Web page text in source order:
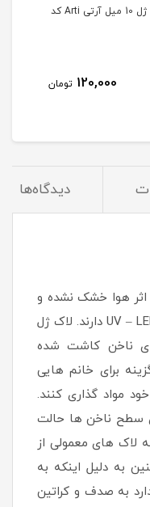
لاک ژل 10 میل آرتی Arti کد
120,000 تومان
دیدگاه‌ها
اثر هوا خشک نشده و
برای خشک شدن نیاز به دستگاه UV – LED دارند. لاک ژل
ناخن کاشت شده
برای خانم هایی
مواد گذاری کنند.
سطح ناخن ها حالت
لاک های معمولی از
به دلیل اینکه به
به صدف و کراتین